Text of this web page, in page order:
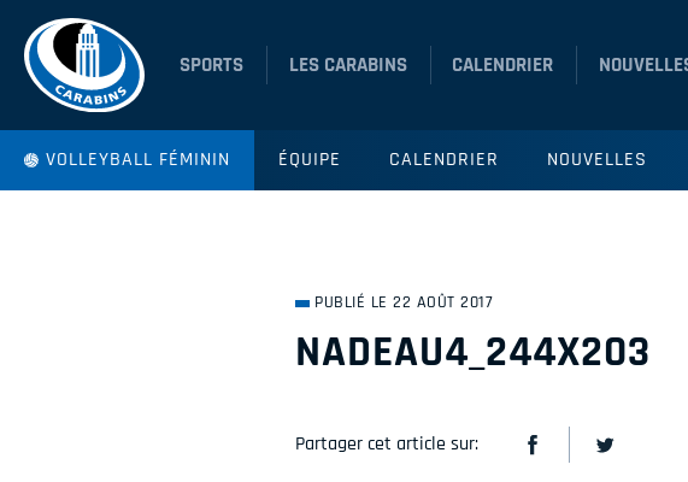
SPORTS LES CARABINS CALENDRIER
VOLLEYBALL FÉMININ ÉQUIPE CALENDRIER NOUVELLES
PUBLIÉ LE 22 AOÛT 2017
NADEAU4_244X203
Partager cet article sur: